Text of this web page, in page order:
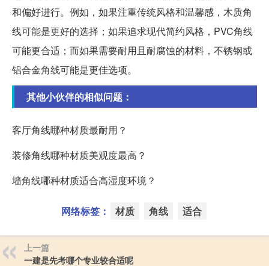
和偏好进行。例如，如果注重传统风格和温馨感，木质角
线可能是更好的选择；如果追求现代简约风格，PVC角线
可能更合适；而如果需要耐用且耐腐蚀的材料，不锈钢或
铝合金角线可能是更佳选项。
其他小伙伴的相似问题：
客厅角线哪种材质最耐用？
装修角线哪种材质美观度最高？
墙角线哪种材质适合高湿度环境？
网络标签： 材质 角线 适合
上一篇
一建是先考哪个专业较合适呢